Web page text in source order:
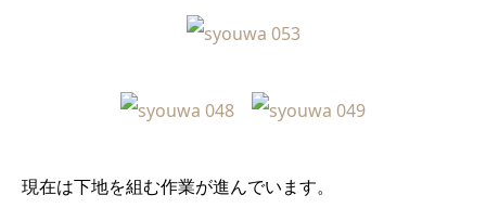
現在は下地を組む作業が進んでいます。